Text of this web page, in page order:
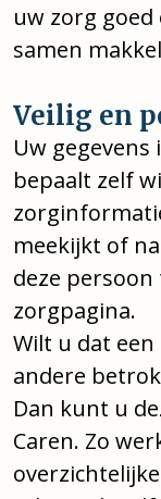
uw zorg
samen
Veilig en
Uw gegevens
bepaalt zelf
meekijkt of
deze
zorgpagina.
Wilt u dat
andere
Dan kunt u
Caren. Zo